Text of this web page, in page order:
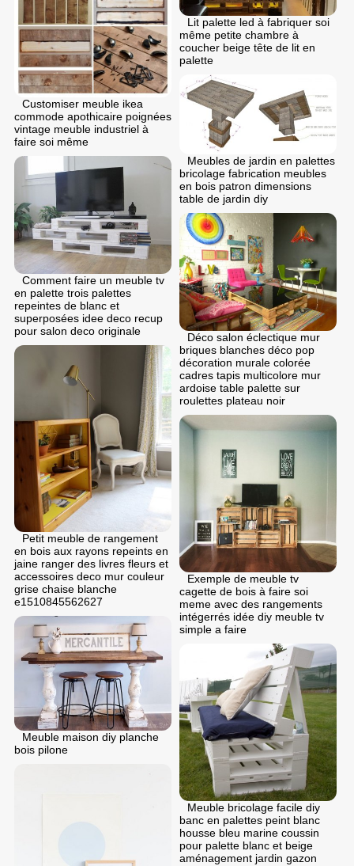
Customiser meuble ikea
commode apothicaire poignées
vintage meuble industriel à
faire soi même
Lit palette led à fabriquer soi
même petite chambre à
coucher beige tête de lit en
palette
Meubles de jardin en palettes
bricolage fabrication meubles
en bois patron dimensions
table de jardin diy
Comment faire un meuble tv
en palette trois palettes
repeintes de blanc et
superposées idee deco recup
pour salon deco originale
Déco salon éclectique mur
briques blanches déco pop
décoration murale colorée
cadres tapis multicolore mur
ardoise table palette sur
roulettes plateau noir
Petit meuble de rangement
en bois aux rayons repeints en
jaine ranger des livres fleurs et
accessoires deco mur couleur
grise chaise blanche
e1510845562627
Exemple de meuble tv
cagette de bois à faire soi
meme avec des rangements
intégerrés idée diy meuble tv
simple a faire
Meuble maison diy planche
bois pilone
Meuble bricolage facile diy
banc en palettes peint blanc
housse bleu marine coussin
pour palette blanc et beige
aménagement jardin gazon